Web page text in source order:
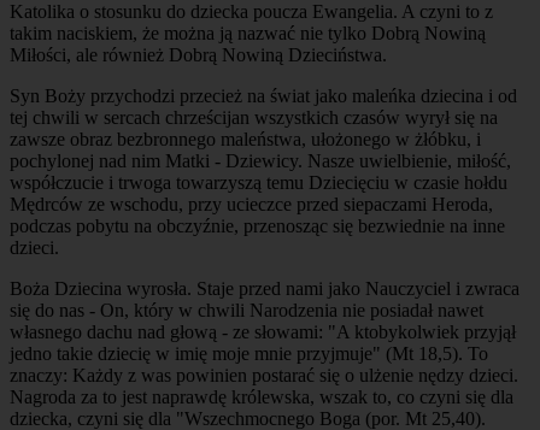
Katolika o stosunku do dziecka poucza Ewangelia. A czyni to z
takim naciskiem, że można ją nazwać nie tylko Dobrą Nowiną
Miłości, ale również Dobrą Nowiną Dzieciństwa.
Syn Boży przychodzi przecież na świat jako maleńka dziecina i od
tej chwili w sercach chrześcijan wszystkich czasów wyrył się na
zawsze obraz bezbronnego maleństwa, ułożonego w żłóbku, i
pochylonej nad nim Matki - Dziewicy. Nasze uwielbienie, miłość,
współczucie i trwoga towarzyszą temu Dziecięciu w czasie hołdu
Mędrców ze wschodu, przy ucieczce przed siepaczami Heroda,
podczas pobytu na obczyźnie, przenosząc się bezwiednie na inne
dzieci.
Boża Dziecina wyrosła. Staje przed nami jako Nauczyciel i zwraca
się do nas - On, który w chwili Narodzenia nie posiadał nawet
własnego dachu nad głową - ze słowami: "A ktobykolwiek przyjął
jedno takie dziecię w imię moje mnie przyjmuje" (Mt 18,5). To
znaczy: Każdy z was powinien postarać się o ulżenie nędzy dzieci.
Nagroda za to jest naprawdę królewska, wszak to, co czyni się dla
dziecka, czyni się dla "Wszechmocnego Boga (por. Mt 25,40).